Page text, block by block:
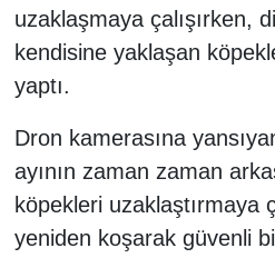
uzaklaşmaya çalışırken,
kendisine yaklaşan
yaptı.
Dron kamerasına
ayının zaman zaman
köpekleri uzaklaştırmaya
yeniden koşarak güvenli